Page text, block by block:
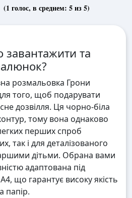
(1 голос, в среднем: 5из 5)
та
розмальовка Грони
того, щоб подарувати
дозвілля. Ця чорно-біла
тому вона однаково
перших спроб
так і для деталізованого
дітьми. Обрана вами
адаптована під
що гарантує високу якість
папір.